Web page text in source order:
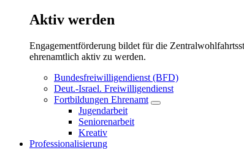
Aktiv werden
Engagementförderung bildet für die
ehrenamtlich aktiv zu werden.
Bundesfreiwilligendienst (BFD)
Deut.-Israel. Freiwilligendienst
Fortbildungen Ehrenamt
Untermenü
Jugendarbeit
Seniorenarbeit
Kreativ
Professionalisierung